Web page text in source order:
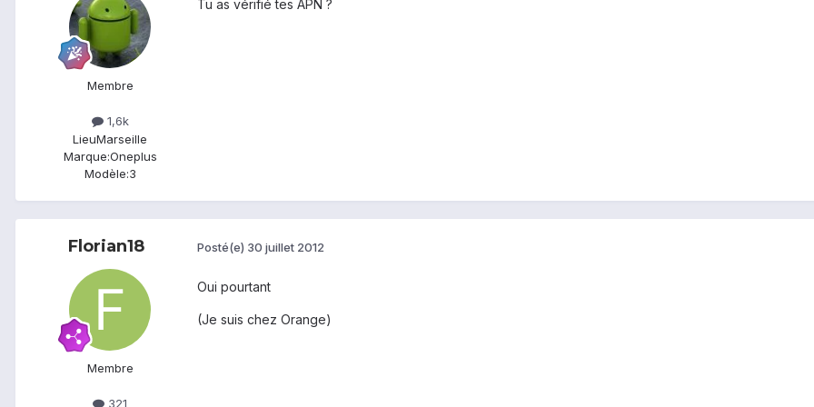
Membre
1,6k
LieuMarseille
Marque:Oneplus
Modèle:3
Tu as vérifié tes APN ?
Florian18
Membre
321
Posté(e) 30 juillet 2012
Oui pourtant
(Je suis chez Orange)